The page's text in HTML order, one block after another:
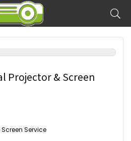
Projector & Screen
Service